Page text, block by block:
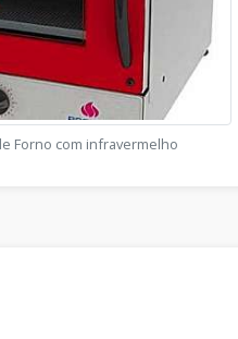
Forno com infravermelho